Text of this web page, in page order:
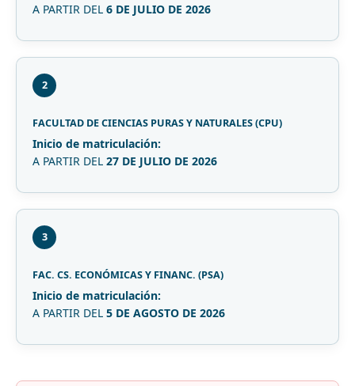
A PARTIR DEL 6 DE JULIO DE 2026
2
FACULTAD DE CIENCIAS PURAS Y NATURALES (CPU)
Inicio de matriculación:
A PARTIR DEL 27 DE JULIO DE 2026
3
FAC. CS. ECONÓMICAS Y FINANC. (PSA)
Inicio de matriculación:
A PARTIR DEL 5 DE AGOSTO DE 2026